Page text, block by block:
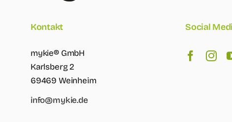
Kontakt
mykie® GmbH
Karlsberg 2
69469 Weinheim
info@mykie.de
Social